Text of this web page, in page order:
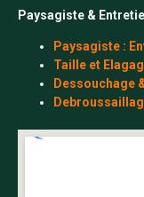
Paysagiste &
Paysagiste :
Taille et
Dessouchage